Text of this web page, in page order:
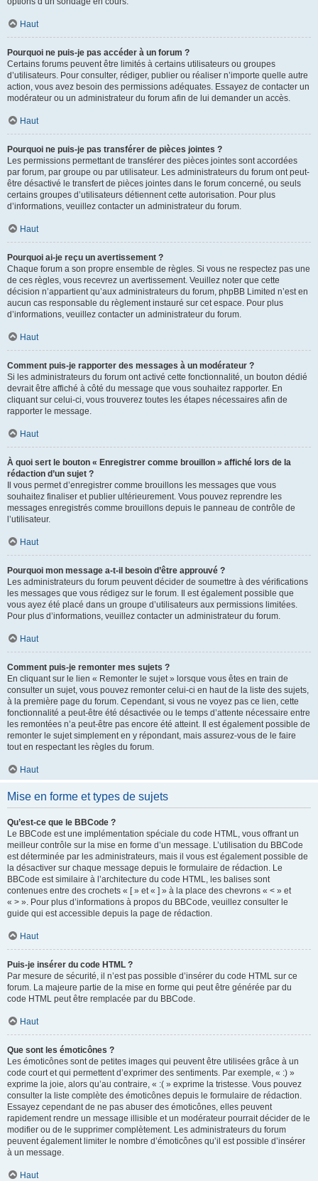
Haut
Pourquoi ne puis-je pas accéder à un forum ?
Certains forums peuvent être limités à certains utilisateurs ou groupes
d’utilisateurs. Pour consulter, rédiger, publier ou réaliser n’importe quelle autre
action, vous avez besoin des permissions adéquates. Essayez de contacter un
modérateur ou un administrateur du forum afin de lui demander un accès.
Haut
Pourquoi ne puis-je pas transférer de pièces jointes ?
Les permissions permettant de transférer des pièces jointes sont accordées
par forum, par groupe ou par utilisateur. Les administrateurs du forum ont peut-
être désactivé le transfert de pièces jointes dans le forum concerné, ou seuls
certains groupes d’utilisateurs détiennent cette autorisation. Pour plus
d’informations, veuillez contacter un administrateur du forum.
Haut
Pourquoi ai-je reçu un avertissement ?
Chaque forum a son propre ensemble de règles. Si vous ne respectez pas une
de ces règles, vous recevrez un avertissement. Veuillez noter que cette
décision n’appartient qu’aux administrateurs du forum, phpBB Limited n’est en
aucun cas responsable du règlement instauré sur cet espace. Pour plus
d’informations, veuillez contacter un administrateur du forum.
Haut
Comment puis-je rapporter des messages à un modérateur ?
Si les administrateurs du forum ont activé cette fonctionnalité, un bouton dédié
devrait être affiché à côté du message que vous souhaitez rapporter. En
cliquant sur celui-ci, vous trouverez toutes les étapes nécessaires afin de
rapporter le message.
Haut
À quoi sert le bouton « Enregistrer comme brouillon » affiché lors de la
rédaction d’un sujet ?
Il vous permet d’enregistrer comme brouillons les messages que vous
souhaitez finaliser et publier ultérieurement. Vous pouvez reprendre les
messages enregistrés comme brouillons depuis le panneau de contrôle de
l’utilisateur.
Haut
Pourquoi mon message a-t-il besoin d’être approuvé ?
Les administrateurs du forum peuvent décider de soumettre à des vérifications
les messages que vous rédigez sur le forum. Il est également possible que
vous ayez été placé dans un groupe d’utilisateurs aux permissions limitées.
Pour plus d’informations, veuillez contacter un administrateur du forum.
Haut
Comment puis-je remonter mes sujets ?
En cliquant sur le lien « Remonter le sujet » lorsque vous êtes en train de
consulter un sujet, vous pouvez remonter celui-ci en haut de la liste des sujets,
à la première page du forum. Cependant, si vous ne voyez pas ce lien, cette
fonctionnalité a peut-être été désactivée ou le temps d’attente nécessaire entre
les remontées n’a peut-être pas encore été atteint. Il est également possible de
remonter le sujet simplement en y répondant, mais assurez-vous de le faire
tout en respectant les règles du forum.
Haut
Mise en forme et types de sujets
Qu’est-ce que le BBCode ?
Le BBCode est une implémentation spéciale du code HTML, vous offrant un
meilleur contrôle sur la mise en forme d’un message. L’utilisation du BBCode
est déterminée par les administrateurs, mais il vous est également possible de
la désactiver sur chaque message depuis le formulaire de rédaction. Le
BBCode est similaire à l’architecture du code HTML, les balises sont
contenues entre des crochets « [ » et « ] » à la place des chevrons « < » et
« > ». Pour plus d’informations à propos du BBCode, veuillez consulter le
guide qui est accessible depuis la page de rédaction.
Haut
Puis-je insérer du code HTML ?
Par mesure de sécurité, il n’est pas possible d’insérer du code HTML sur ce
forum. La majeure partie de la mise en forme qui peut être générée par du
code HTML peut être remplacée par du BBCode.
Haut
Que sont les émoticônes ?
Les émoticônes sont de petites images qui peuvent être utilisées grâce à un
code court et qui permettent d’exprimer des sentiments. Par exemple, « :) »
exprime la joie, alors qu’au contraire, « :( » exprime la tristesse. Vous pouvez
consulter la liste complète des émoticônes depuis le formulaire de rédaction.
Essayez cependant de ne pas abuser des émoticônes, elles peuvent
rapidement rendre un message illisible et un modérateur pourrait décider de le
modifier ou de le supprimer complètement. Les administrateurs du forum
peuvent également limiter le nombre d’émoticônes qu’il est possible d’insérer
à un message.
Haut